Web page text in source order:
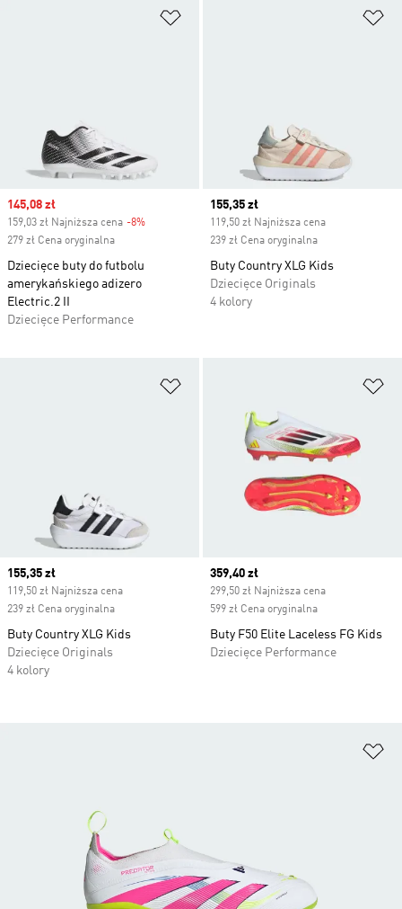
Sale price
145,08 zł
159,03 zł Najniższa cena -8%
279 zł Cena oryginalna
Dziecięce buty do futbolu
amerykańskiego adizero
Electric.2 II
Dziecięce Performance
Current price
155,35 zł
119,50 zł Najniższa cena
239 zł Cena oryginalna
Buty Country XLG Kids
Dziecięce Originals
4 kolory
Current price
155,35 zł
119,50 zł Najniższa cena
239 zł Cena oryginalna
Buty Country XLG Kids
Dziecięce Originals
4 kolory
Current price
359,40 zł
299,50 zł Najniższa cena
599 zł Cena oryginalna
Buty F50 Elite Laceless FG Kids
Dziecięce Performance